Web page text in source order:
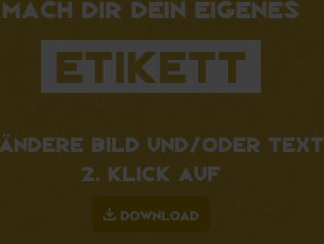
Mach dir dein eigenes
Etikett
Ändere Bild und/oder Text
Klick auf
DOWNLOAD